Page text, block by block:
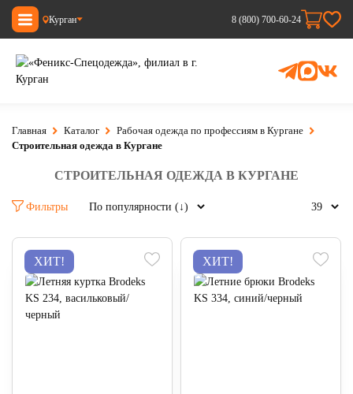
Курган 8 (800) 700-60-24
Главная Каталог
Рабочая одежда по профессиям в Кургане
Строительная одежда в Кургане
СТРОИТЕЛЬНАЯ ОДЕЖДА В КУРГАНЕ
Фильтры
ХИТ! ХИТ!